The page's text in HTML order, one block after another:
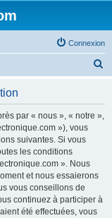
Connexion
par « nous », « notre »,
»), vous
suivantes. Si vous
les conditions
». Nous
et nous essaierons
vous conseillons de
continuez à participer à
été effectuées, vous